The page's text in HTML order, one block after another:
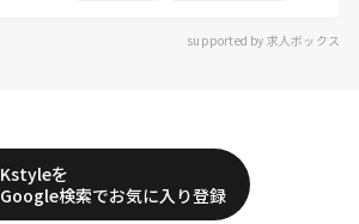
supported by 求人ボックス
Kstyleを
Google検索でお気に入り登録